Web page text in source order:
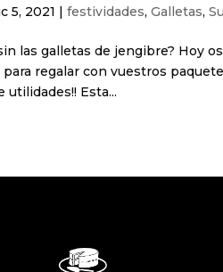
5, 2021 |festividades,Galletas,
las galletas de jengibre? Hoy
para regalar con vuestros
Esta...